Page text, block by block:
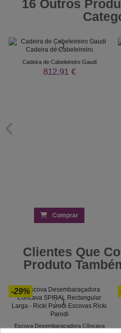
16 Outros
Cadeira de Cabeleireiro Gaudi
812,91 €
Comprar
Clientes Que
Produto
-29%
Escova Desembaraçadora Côncava